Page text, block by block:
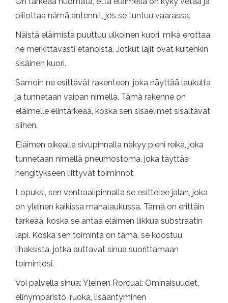
piilottaa nämä antennit, jos se tuntuu vaarassa.
Näistä eläimistä puuttuu ulkoinen kuori, mikä erottaa
ne merkittävästi etanoista. Jotkut lajit ovat kuitenkin
sisäinen kuori.
Samoin ne esittävät rakenteen, joka näyttää laukulta
ja tunnetaan vaipan nimellä. Tämä rakenne on
eläimelle elintärkeää, koska sen sisäelimet sisältävät
siihen.
Eläimen oikealla sivupinnalla näkyy pieni reikä, joka
tunnetaan nimellä pneumostoma, joka täyttää
hengitykseen liittyvät toiminnot.
Lopuksi, sen ventraalipinnalla se esittelee jalan, joka
on yleinen kaikissa mahalaukussa. Tämä on erittäin
tärkeää, koska se antaa eläimen liikkua substraatin
läpi. Koska sen toiminta on tämä, se koostuu
lihaksista, jotka auttavat sinua suorittamaan
toimintosi.
Voi palvella sinua: Yleinen Rorcual: Ominaisuudet,
elinympäristö, ruoka, lisääntyminen